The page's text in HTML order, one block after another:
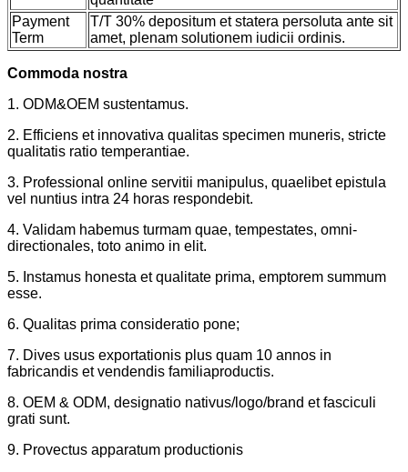
Payment
Term
T/T 30% depositum et statera persoluta ante sit
amet, plenam solutionem iudicii ordinis.
Commoda nostra
1. ODM&OEM sustentamus.
2. Efficiens et innovativa qualitas specimen muneris, stricte
qualitatis ratio temperantiae.
3. Professional online servitii manipulus, quaelibet epistula
vel nuntius intra 24 horas respondebit.
4. Validam habemus turmam quae, tempestates, omni-
directionales, toto animo in elit.
5. Instamus honesta et qualitate prima, emptorem summum
esse.
6. Qualitas prima consideratio pone;
7. Dives usus exportationis plus quam 10 annos in
fabricandis et vendendis familiaproductis.
8. OEM & ODM, designatio nativus/logo/brand et fasciculi
grati sunt.
9. Provectus apparatum productionis